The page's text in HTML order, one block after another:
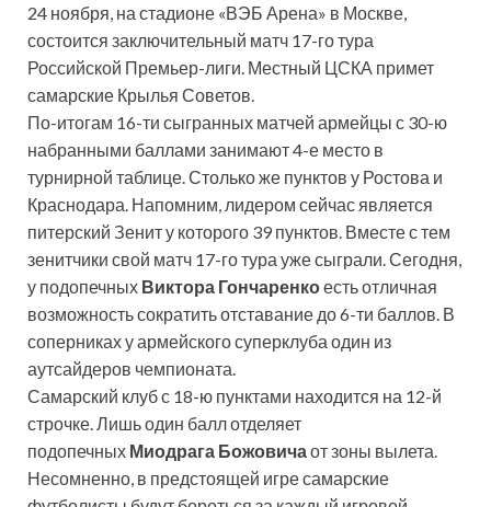
24 ноября, на стадионе «ВЭБ Арена» в Москве,
состоится заключительный матч 17-го тура
Российской Премьер-лиги. Местный ЦСКА примет
самарские Крылья Советов.
По-итогам 16-ти сыгранных матчей армейцы с 30-ю
набранными баллами занимают 4-е место в
турнирной таблице. Столько же пунктов у Ростова и
Краснодара. Напомним, лидером сейчас является
питерский Зенит у которого 39 пунктов. Вместе с тем
зенитчики свой матч 17-го тура уже сыграли. Сегодня,
у подопечных Виктора Гончаренкоесть отличная
возможность сократить отставание до 6-ти баллов. В
соперниках у армейского суперклуба один из
аутсайдеров чемпионата.
Самарский клуб с 18-ю пунктами находится на 12-й
строчке. Лишь один балл отделяет
подопечных Миодрага Божовича от зоны вылета.
Несомненно, в предстоящей игре самарские